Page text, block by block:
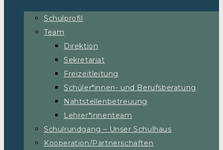
Schulprofil
Team
Direktion
Sekretariat
Freizeitleitung
Schüler*innen- und Berufsberatung
Nahtstellenbetreuung
Lehrer*innenteam
Schulrundgang – Unser Schulhaus
Kooperation/Partnerschaften